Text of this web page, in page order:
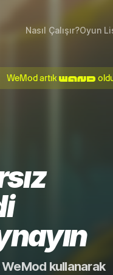
Nasıl Çalışır?Oyun
WeMod artık
WeMod kullanarak